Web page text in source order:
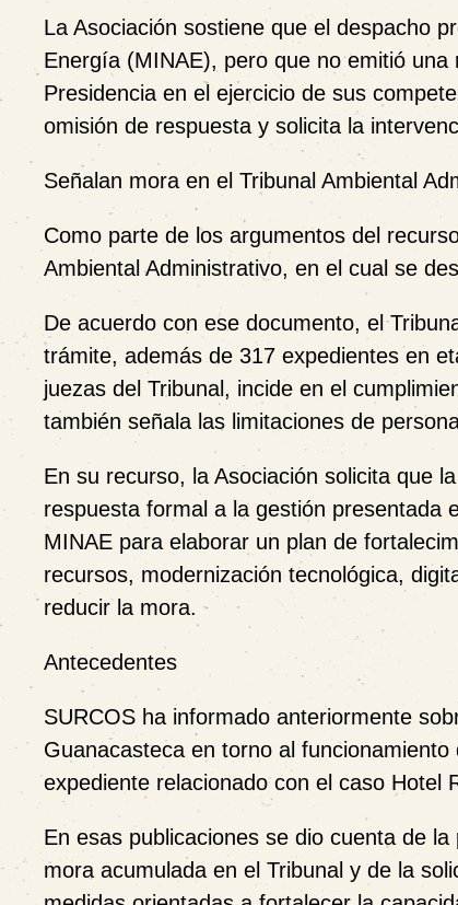
La Asociación sostiene que el despacho
Energía (MINAE), pero que no emitió
Presidencia en el ejercicio de sus
omisión de respuesta y solicita la
Señalan mora en el Tribunal Ambiental
Como parte de los argumentos del
Ambiental Administrativo, en el cual se
De acuerdo con ese documento, el
trámite, además de 317 expedientes en
juezas del Tribunal, incide en el
también señala las limitaciones de
En su recurso, la Asociación solicita que
respuesta formal a la gestión presentada
MINAE para elaborar un plan de
recursos, modernización tecnológica,
reducir la mora.
Antecedentes
SURCOS ha informado anteriormente
Guanacasteca en torno al
expediente relacionado con el caso Hotel
En esas publicaciones se dio cuenta de
mora acumulada en el Tribunal y de la